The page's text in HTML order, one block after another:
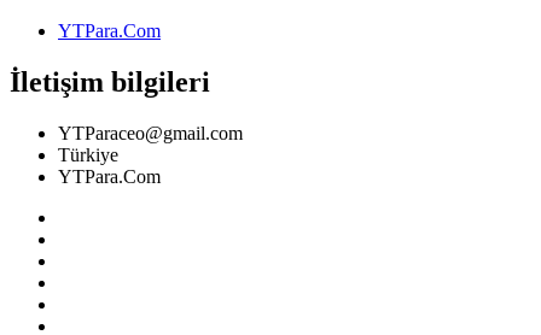
YTPara.Com
İletişim bilgileri
YTParaceo@gmail.com
Türkiye
YTPara.Com